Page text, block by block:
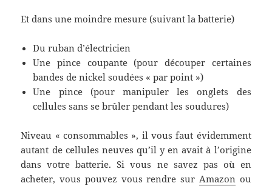
Et dans une moindre mesure (suivant la batterie)
Du ruban d’électricien
Une pince coupante (pour découper certaines
bandes de nickel soudées « par point »)
Une pince (pour manipuler les onglets des
cellules sans se brûler pendant les soudures)
Niveau « consommables », il vous faut évidemment
autant de cellules neuves qu’il y en avait à l’origine
dans votre batterie. Si vous ne savez pas où en
acheter, vous pouvez vous rendre sur Amazon ou